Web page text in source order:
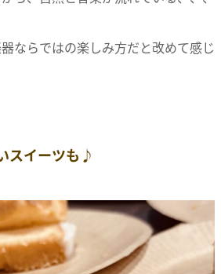
ならではの楽しみ方だと改めて感じ
スイーツも♪